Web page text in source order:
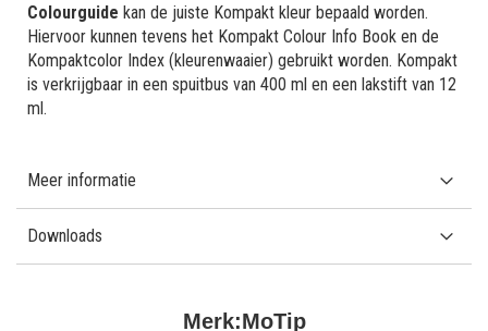
Merk:MoTip
Colourguide kan de juiste Kompakt kleur bepaald worden.
Hiervoor kunnen tevens het Kompakt Colour Info Book en de
Kompaktcolor Index (kleurenwaaier) gebruikt worden. Kompakt
is verkrijgbaar in een spuitbus van 400 ml en een lakstift van 12
ml.
Meer informatie
Downloads